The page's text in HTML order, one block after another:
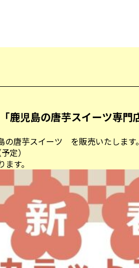
鹿児島の唐芋スイーツ専門
唐芋スイーツ を販売いたします。
定）
す。